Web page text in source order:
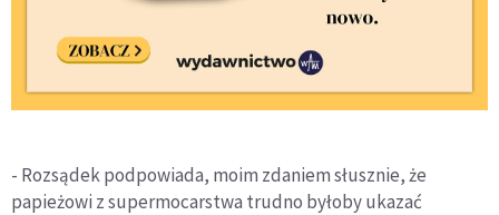
- Rozsądek podpowiada, moim zdaniem słusznie, że
papieżowi z supermocarstwa trudno byłoby ukazać